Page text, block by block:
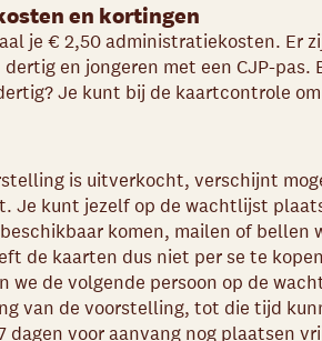
en kortingen
je € 2,50 administratiekosten. Er
en jongeren met een CJP-
Je kunt bij de kaartcontrole
is uitverkocht, verschijnt
Je kunt jezelf op de wachtlijst
komen, mailen of bellen
de kaarten dus niet per se te
we de volgende persoon op de
van de voorstelling, tot die tijd
dagen voor aanvang nog plaatsen